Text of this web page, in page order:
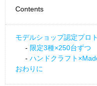
Contents
モデルショップ認定プロ
限定3種×250台ずつ
ハンドクラフト
おわりに